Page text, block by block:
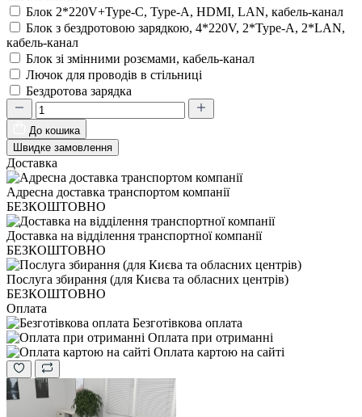
Блок 2*220V+Type-C, Type-A, HDMI, LAN, кабель-канал
Блок з бездротовою зарядкою, 4*220V, 2*Type-A, 2*LAN,
кабель-канал
Блок зі змінними розємами, кабель-канал
Лючок для проводів в стільниці
Бездротова зарядка
До кошика
Швидке замовлення
Доставка
Адресна доставка транспортом компанії
БЕЗКОШТОВНО
Доставка на відділення транспортної компанії
БЕЗКОШТОВНО
Послуга збирання (для Києва та обласних центрів)
БЕЗКОШТОВНО
Оплата
Безготівкова оплата
Оплата при отриманні
Оплата картою на сайті